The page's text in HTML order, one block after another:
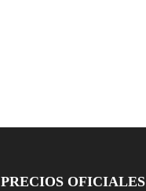
PRECIOS OFICIALES